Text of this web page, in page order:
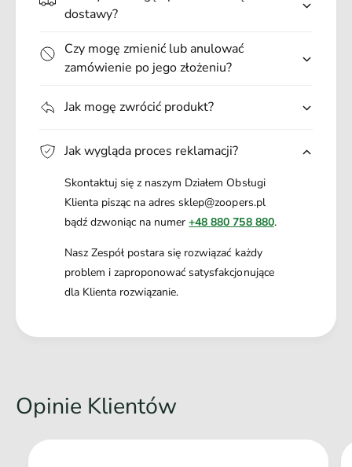
dostawy?
Czy mogę zmienić lub anulować
zamówienie po jego złożeniu?
Jak mogę zwrócić produkt?
Jak wygląda proces reklamacji?
Skontaktuj się z naszym Działem Obsługi
Klienta pisząc na adres sklep@zoopers.pl
bądź dzwoniąc na numer+48 880 758 880.
Nasz Zespół postara się rozwiązać każdy
problem i zaproponować satysfakcjonujące
dla Klienta rozwiązanie.
Opinie Klientów